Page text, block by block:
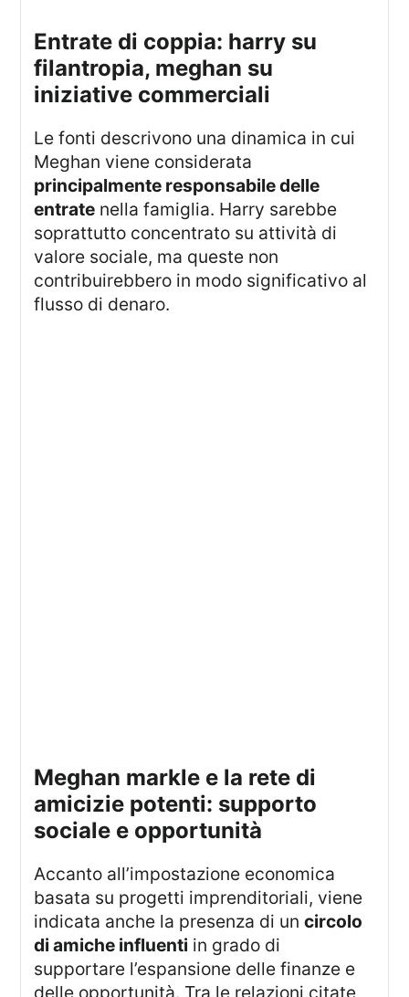
entrate di coppia: harry su
filantropia, meghan su
iniziative commerciali
Le fonti descrivono una dinamica in cui
Meghan viene considerata
principalmente responsabile delle
entrate nella famiglia. Harry sarebbe
soprattutto concentrato su attività di
valore sociale, ma queste non
contribuirebbero in modo significativo al
flusso di denaro.
meghan markle e la rete di
amicizie potenti: supporto
sociale e opportunità
Accanto all’impostazione economica
basata su progetti imprenditoriali, viene
indicata anche la presenza di uncircolo
di amiche influenti in grado di
supportare l’espansione delle finanze e
delle opportunità. Tra le relazioni citate